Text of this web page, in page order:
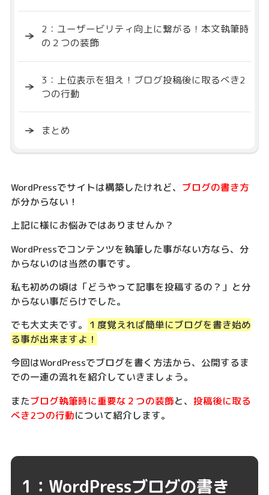
2：ユーザービリティ向上に繋がる！本文執筆時
の２つの装飾
3：上位表示を狙え！ブログ投稿後に取るべき2
つの行動
まとめ
WordPressでサイトは構築したけれど、 ブログの書き方
が分からない！
上記に様にお悩みではありませんか？
WordPressでコンテンツを執筆した事がない方なら、分
からないのは当然の事です。
私も初めの頃は「どうやって記事を投稿するの？」と分
からない事だらけでした。
でも大丈夫です。
１度覚えれば簡単にブログを書き始め
る事が出来ますよ！
今回はWordPressでブログを書く方法から、公開するま
での一連の流れを紹介していきましょう。
またブログ執筆時に重要な２つの装飾と、 投稿後に取る
べき2つの行動について紹介します。
1：WordPressブログの書き